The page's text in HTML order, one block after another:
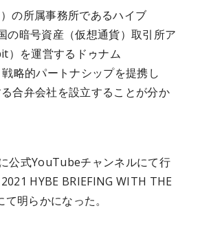
の所属事務所であるハイブ
の暗号資産（仮想通貨）取引所ア
）を運営するドゥナム
略的パートナシップを提携し
合弁会社を設立することが分か
公式YouTubeチャンネルにて行
HYBE BRIEFING WITH THE
明らかになった。